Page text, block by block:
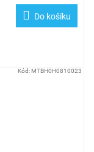
Do košíku
Kód:MTBH0H0810023